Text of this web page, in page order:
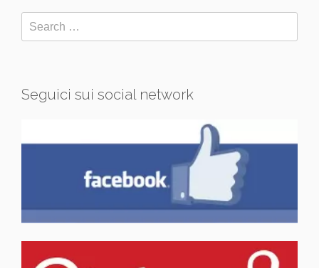
Seguici sui social network